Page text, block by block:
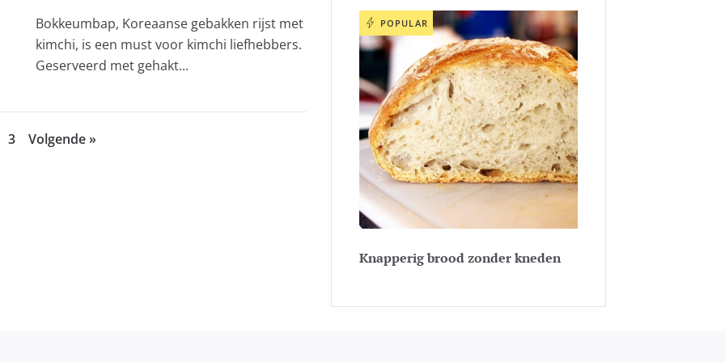
Bokkeumbap, Koreaanse gebakken rijst met
kimchi, is een must voor kimchi liefhebbers.
Geserveerd met gehakt...
3 Volgende »
POPULAR
Knapperig brood zonder kneden